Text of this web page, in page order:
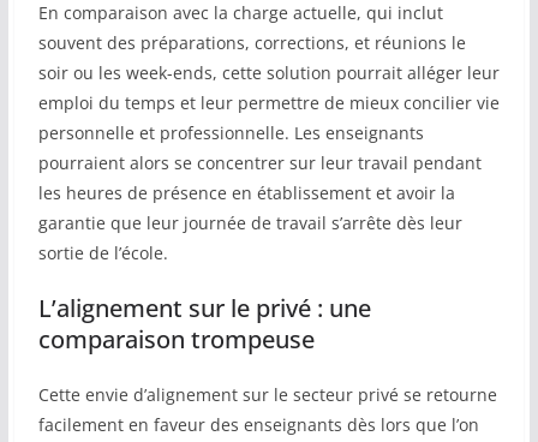
En comparaison avec la charge actuelle, qui inclut
souvent des préparations, corrections, et réunions le
soir ou les week-ends, cette solution pourrait alléger leur
emploi du temps et leur permettre de mieux concilier vie
personnelle et professionnelle. Les enseignants
pourraient alors se concentrer sur leur travail pendant
les heures de présence en établissement et avoir la
garantie que leur journée de travail s’arrête dès leur
sortie de l’école.
L’alignement sur le privé : une
comparaison trompeuse
Cette envie d’alignement sur le secteur privé se retourne
facilement en faveur des enseignants dès lors que l’on